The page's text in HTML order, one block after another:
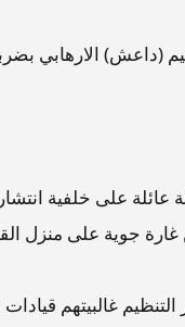
(داعش) الارهابي
على خلفية
جوية على منزل
غالبيتهم